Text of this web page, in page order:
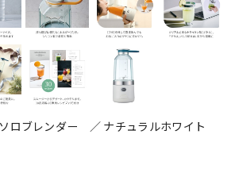
ロブレンダー ／ ナチュラルホワイト